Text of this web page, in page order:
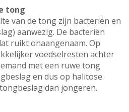
tong
van de tong zijn bacteriën en
aanwezig. De bacteriën
ruikt onaangenaam. Op
voedselresten achter
met een ruwe tong
en dus op halitose.
dan jongeren.